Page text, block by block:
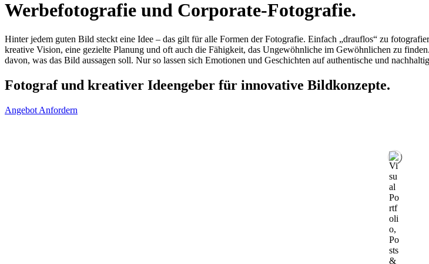
Werbefotografie und Corporate-Fotografie.
Hinter jedem guten Bild steckt eine Idee – das gilt für alle Formen der Fotografie. Einfach „drauflos“ zu
kreative Vision, eine gezielte Planung und oft auch die Fähigkeit, das Ungewöhnliche im Gewöhnlichen zu
davon, was das Bild aussagen soll. Nur so lassen sich Emotionen und Geschichten auf authentische und
Fotograf und kreativer Ideengeber für innovative Bildkonzepte.
Angebot Anfordern